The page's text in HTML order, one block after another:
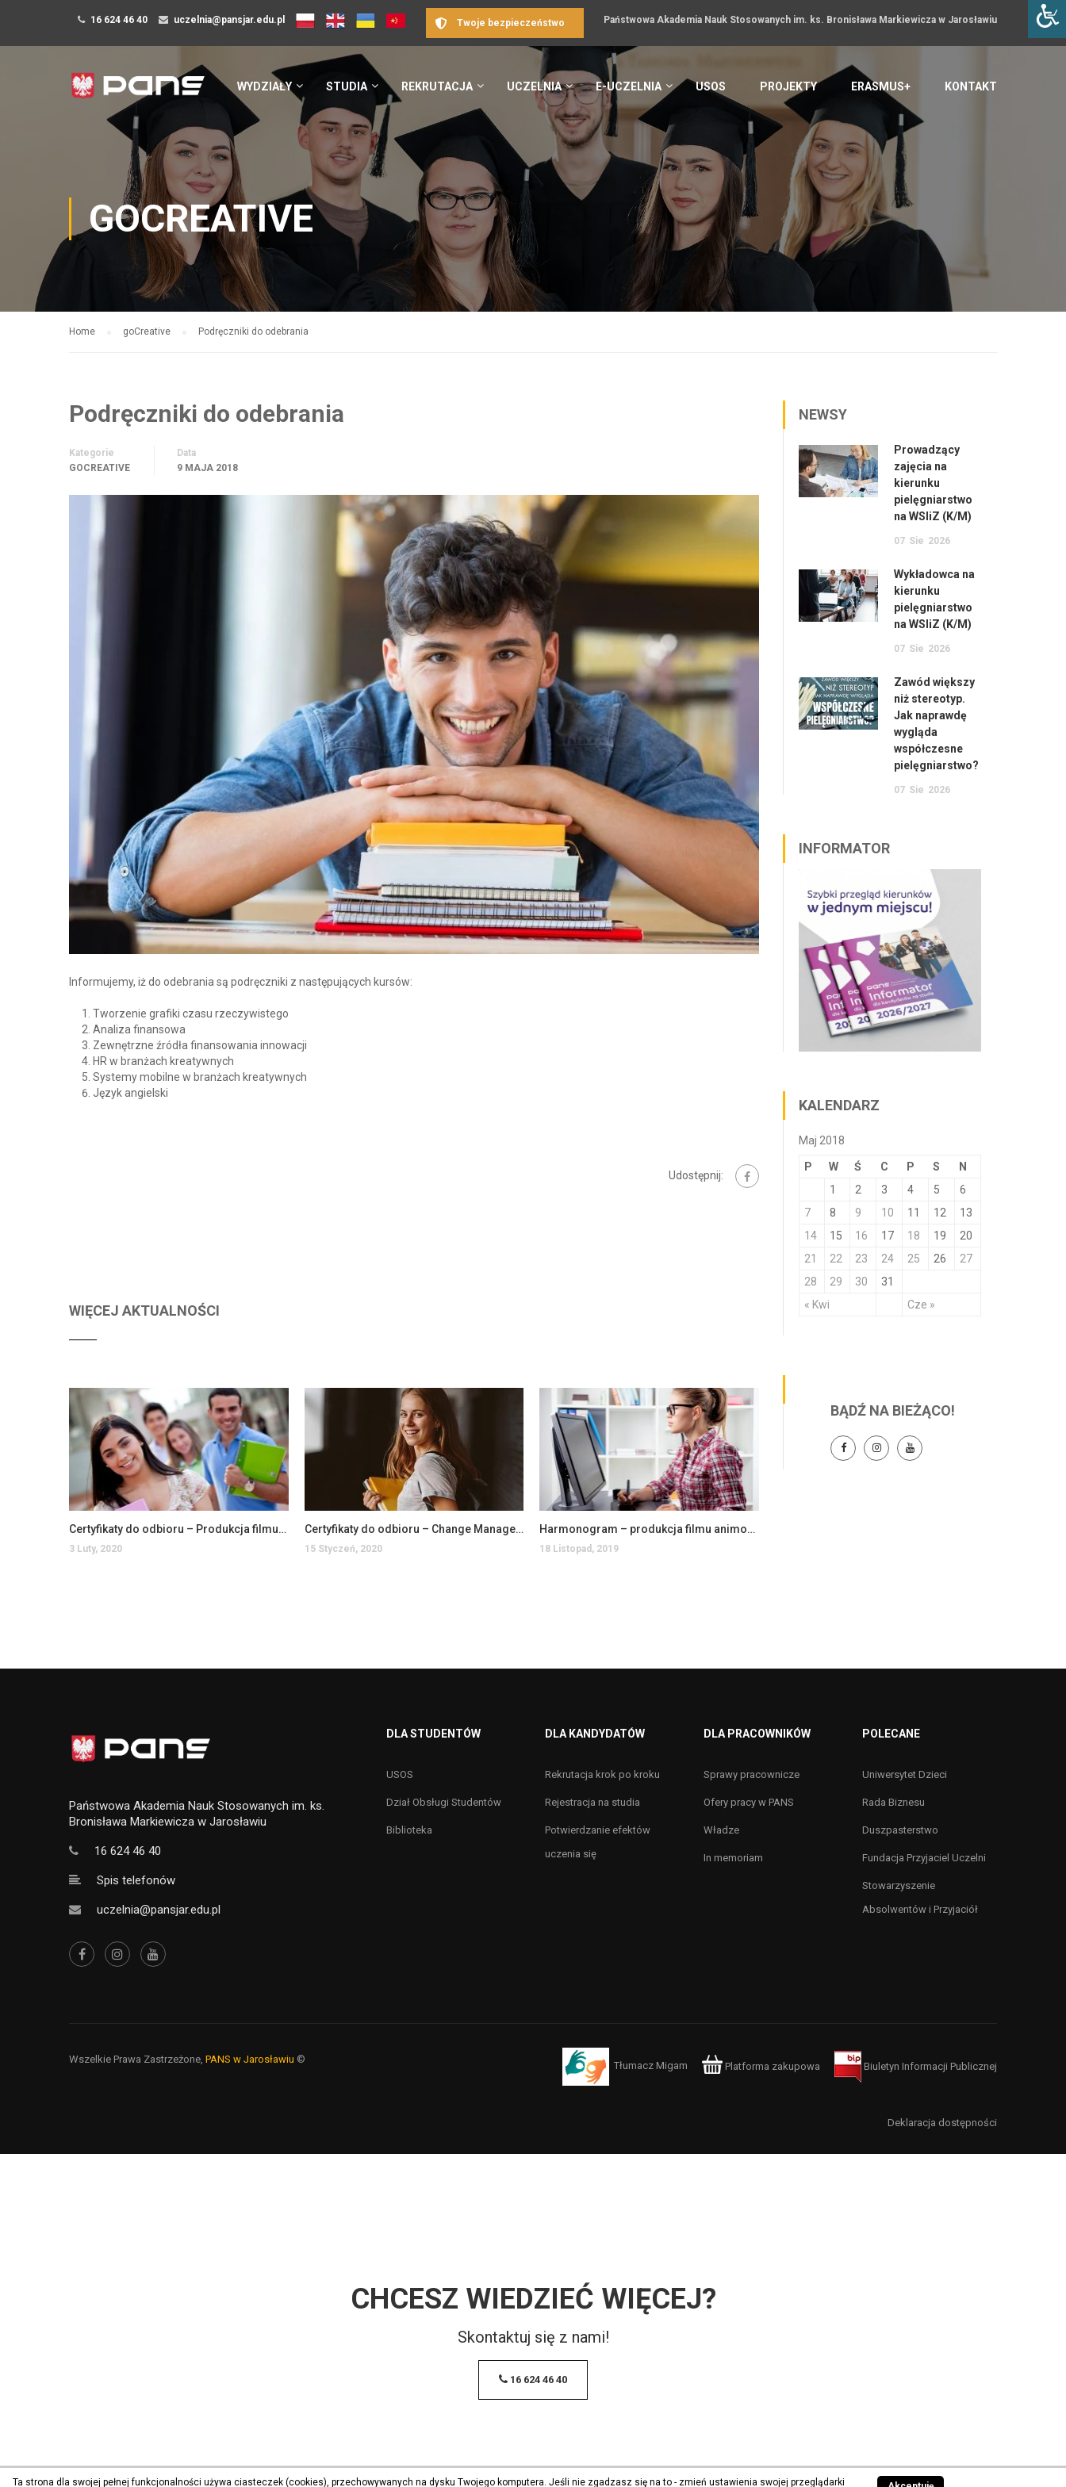
16 624 46 40 uczelnia@pansjar.edu.pl Państwowa Akademia Nauk Stosowanych im. ks. Bronisława Markiewicza w Jarosławiu
Twoje bezpieczeństwo
WYDZIAŁY STUDIA REKRUTACJA UCZELNIA E-UCZELNIA USOS PROJEKTY ERASMUS+ KONTAKT
GOCREATIVE
Home goCreative Podręczniki do odebrania
Podręczniki do odebrania
Kategorie
GOCREATIVE
Data
9 MAJA 2018
Informujemy, iż do odebrania są podręczniki z następujących kursów:
Tworzenie grafiki czasu rzeczywistego
Analiza finansowa
Zewnętrzne źródła finansowania innowacji
HR w branżach kreatywnych
Systemy mobilne w branżach kreatywnych
Język angielski
Udostępnij:
WIĘCEJ AKTUALNOŚCI
Certyfikaty do odbioru – Produkcja filmu animowanego
3 Luty, 2020
Certyfikaty do odbioru – Change Management
15 Styczeń, 2020
Harmonogram – produkcja filmu animowanego
18 Listopad, 2019
NEWSY
Prowadzący
zajęcia na
kierunku
pielęgniarstwo
na WSIiZ (K/M)
07 Sie 2026
Wykładowca na
kierunku
pielęgniarstwo
na WSIiZ (K/M)
07 Sie 2026
Zawód większy
niż stereotyp.
Jak naprawdę
wygląda
współczesne
pielęgniarstwo?
07 Sie 2026
INFORMATOR
KALENDARZ
Maj 2018
P W Ś C P S N
« Kwi Cze »
1 2 3 4 5
6
7
8 9 10 11 12
13
14
15 16 17 18 19
20
21
22 23 24 25 26
27
28
29 30 31
BĄDŹ NA BIEŻĄCO!
Państwowa Akademia Nauk Stosowanych im. ks.
Bronisława Markiewicza w Jarosławiu
16 624 46 40
Spis telefonów
uczelnia@pansjar.edu.pl
DLA STUDENTÓW
USOS
Dział Obsługi Studentów
Biblioteka
DLA KANDYDATÓW
Rekrutacja krok po kroku
Rejestracja na studia
Potwierdzanie efektów
uczenia się
DLA PRACOWNIKÓW
Sprawy pracownicze
Ofery pracy w PANS
Władze
In memoriam
POLECANE
Uniwersytet Dzieci
Rada Biznesu
Duszpasterstwo
Fundacja Przyjaciel Uczelni
Stowarzyszenie
Absolwentów i Przyjaciół
Wszelkie Prawa Zastrzeżone, PANS w Jarosławiu ©
Tłumacz Migam Platforma zakupowa Biuletyn Informacji Publicznej
Deklaracja dostępności
CHCESZ WIEDZIEĆ WIĘCEJ?
Skontaktuj się z nami!
16 624 46 40
Ta strona dla swojej pełnej funkcjonalności używa ciasteczek (cookies), przechowywanych na dysku Twojego komputera. Jeśli nie zgadzasz się na to - zmień ustawienia swojej przeglądarki